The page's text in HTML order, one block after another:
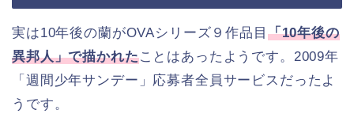
実は10年後の蘭がOVAシリーズ９作品目 「10年後の
異邦人」で描かれたことはあったようです。2009年
「週間少年サンデー」応募者全員サービスだったよ
うです。